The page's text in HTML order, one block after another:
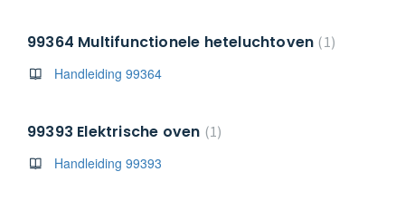
99364 Multifunctionele heteluchtoven 1
Handleiding 99364
99393 Elektrische oven 1
Handleiding 99393